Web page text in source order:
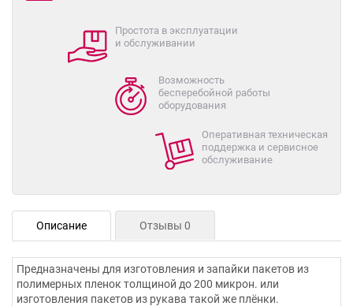
Простота в эксплуатации
и обслуживании
Возможность
бесперебойной работы
оборудования
Оперативная техническая
поддержка и сервисное
обслуживание
Описание Отзывы 0
Предназначены для изготовления и запайки пакетов из
полимерных пленок толщиной до 200 микрон. или
изготовления пакетов из рукава такой же плёнки.